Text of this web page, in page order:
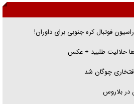
که در بیان بگنجد!
گزارش «جوان» از قوانین سخت‌گیرانه ۶ قاره در برابر یورش به پاسگاه‌های
فوتبال کره جنوبی برای داوران!
حلالیت طلبید + عکس
چوگان شد
در بلاروس